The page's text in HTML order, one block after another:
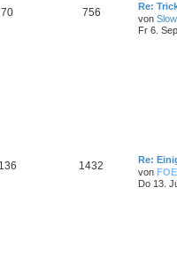
70 756
Re:
von
Fr 6.
136 1432
Re:
von FOE
Do 13.